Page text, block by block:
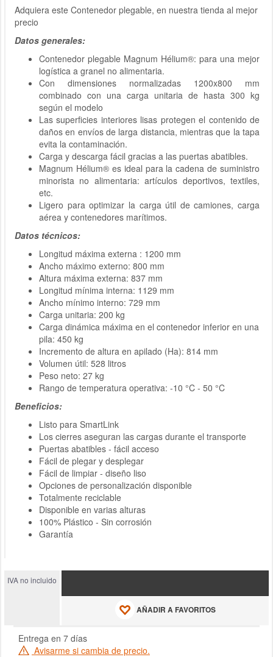
Adquiera este Contenedor plegable, en nuestra tienda al mejor
precio
Datos generales:
Contenedor plegable Magnum Hélium®: para una mejor
logística a granel no alimentaria.
Con dimensiones normalizadas 1200x800 mm
combinado con una carga unitaria de hasta 300 kg
según el modelo
Las superficies interiores lisas protegen el contenido de
daños en envíos de larga distancia, mientras que la tapa
evita la contaminación.
Carga y descarga fácil gracias a las puertas abatibles.
Magnum Hélium® es ideal para la cadena de suministro
minorista no alimentaria: artículos deportivos, textiles,
etc.
Ligero para optimizar la carga útil de camiones, carga
aérea y contenedores marítimos.
Datos técnicos:
Longitud máxima externa : 1200 mm
Ancho máximo externo: 800 mm
Altura máxima externa: 837 mm
Longitud mínima interna: 1129 mm
Ancho mínimo interno: 729 mm
Carga unitaria: 200 kg
Carga dinámica máxima en el contenedor inferior en una
pila: 450 kg
Incremento de altura en apilado (Ha): 814 mm
Volumen útil: 528 litros
Peso neto: 27 kg
Rango de temperatura operativa: -10 °C - 50 °C
Beneficios:
Listo para SmartLink
Los cierres aseguran las cargas durante el transporte
Puertas abatibles - fácil acceso
Fácil de plegar y desplegar
Fácil de limpiar - diseño liso
Opciones de personalización disponible
Totalmente reciclable
Disponible en varias alturas
100% Plástico - Sin corrosión
Garantía
IVA no incluido
AÑADIR A FAVORITOS
Entrega en 7 días
Avisarme si cambia de precio.